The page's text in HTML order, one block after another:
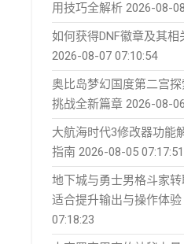
用技巧全解析 2026-08-
如何获得DNF徽章及其
2026-08-07 07:10:54
奥比岛梦幻国度第二宫
挑战全新篇章 2026-08-
大航海时代3修改器功能
指南 2026-08-05 07:17:51
地下城与勇士男格斗家
适合提升输出与操作体验
07:18:23